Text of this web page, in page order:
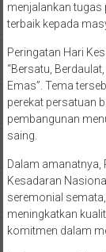
menjalankan tugas
terbaik kepada
Peringatan Hari
“Bersatu,
Emas”. Tema
perekat persatuan
pembangunan
saing.
Dalam amanatnya,
Kesadaran
seremonial
meningkatkan
komitmen dalam